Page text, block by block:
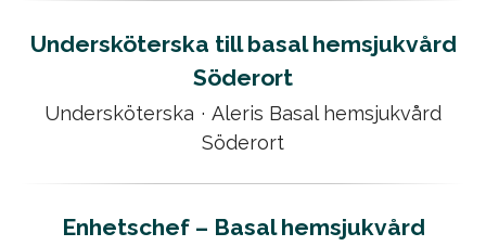
Undersköterska till basal hemsjukvård
Söderort
Undersköterska · Aleris Basal hemsjukvård
Söderort
Enhetschef – Basal hemsjukvård